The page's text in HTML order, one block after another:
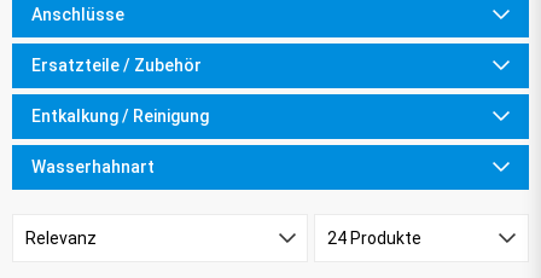
Anschlüsse
Ersatzteile / Zubehör
Entkalkung / Reinigung
Wasserhahnart